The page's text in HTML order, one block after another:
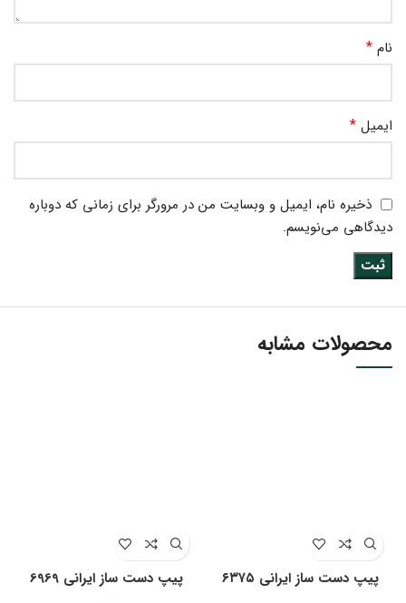
نام *
ایمیل *
ذخیره نام، ایمیل و وبسایت من در مرورگر برای زمانی که دوباره
دیدگاهی می‌نویسم.
محصولات مشابه
پیپ دست ساز ایرانی ۶۳۷۵
پیپ دست ساز ایرانی 6969